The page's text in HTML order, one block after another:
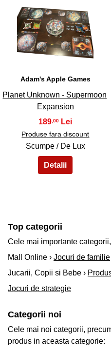
41
Adam's Apple Games
Planet Unknown - Supermoon
Expansion
189,00
Produse fara discount
Scumpe / De Lux
Top categorii
Cele mai importante
Mall Online › Jocuri de familie
Jucarii, Copii si Bebe ›
Jocuri de strategie
Categorii noi
Cele mai noi categorii,
produs in aceasta categorie: